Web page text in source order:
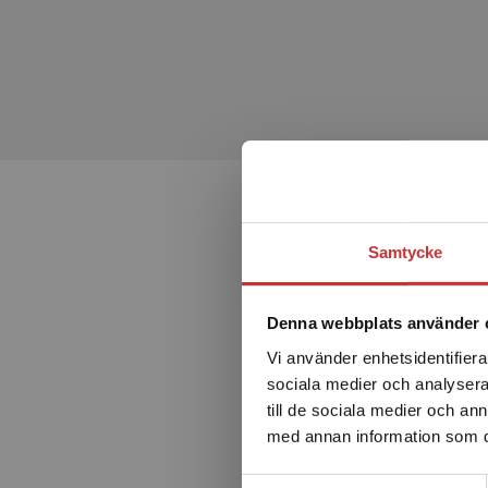
Samtycke
Denna webbplats använder
Vi använder
sociala medier och
till de sociala medier och
med annan information som
Den interaktiva elevboken är inläst med autentiskt
grammatik-, uttals- och ordträning, kapiteltest samt
arbeta självständigt och flexibelt med läromedlet. I
elevbokens övningar genom att peka digitalt på
• Interaktiv version av boken, inläst med autentiskt tal
• Interaktiva uppgifter för grammatik-, uttals- och
• Minigrammatik tillsammans med en stor mängd